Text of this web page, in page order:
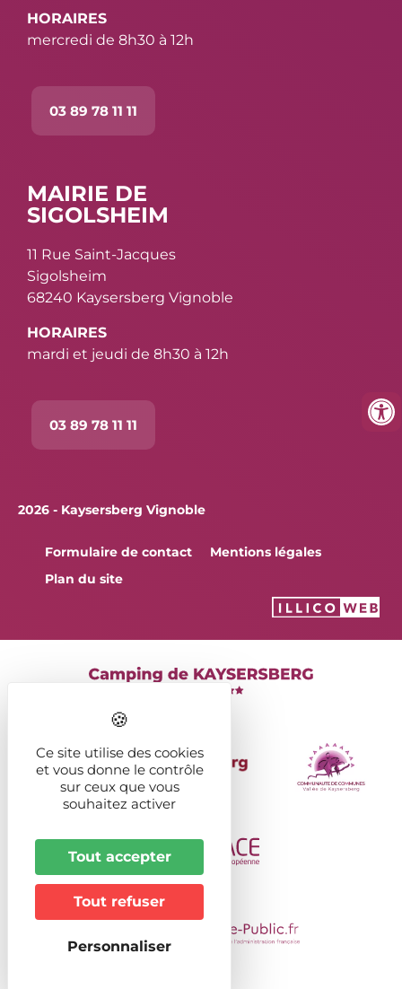
HORAIRES
mercredi de 8h30 à 12h
03 89 78 11 11
MAIRIE DE
SIGOLSHEIM
11 Rue Saint-Jacques
Sigolsheim
68240 Kaysersberg Vignoble
HORAIRES
mardi et jeudi de 8h30 à 12h
03 89 78 11 11
2026 - Kaysersberg Vignoble
Formulaire de contact
Mentions légales
Plan du site
Ce site utilise des cookies
et vous donne le contrôle
sur ceux que vous
souhaitez activer
Tout accepter
Tout refuser
Personnaliser